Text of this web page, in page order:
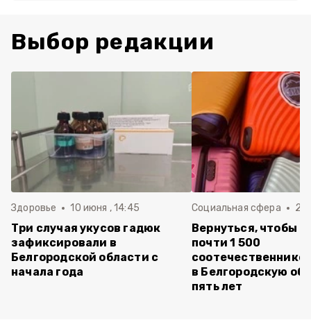
Выбор редакции
Здоровье 10 июня , 14:45
Три случая укусов гадюк
зафиксировали в
Белгородской области с
начала года
Социальная сфера 20
Вернуться, чтобы
почти 1 500
в Белгородскую
пять лет